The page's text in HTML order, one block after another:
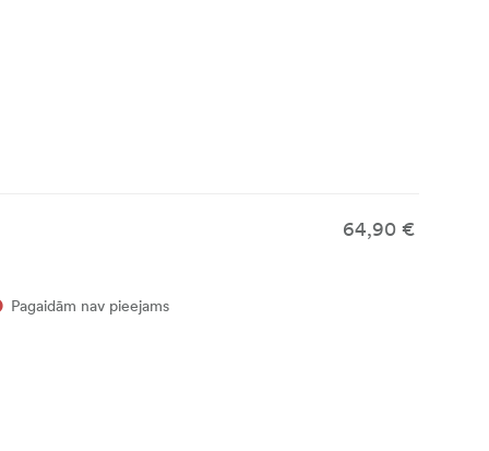
64,90 €
Pagaidām nav pieejams